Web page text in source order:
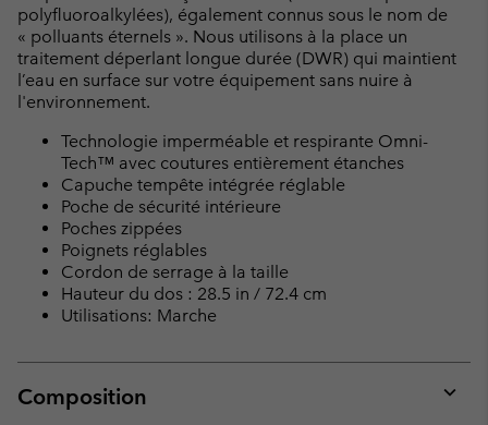
polyfluoroalkylées), également connus sous le nom de
« polluants éternels ». Nous utilisons à la place un
traitement déperlant longue durée (DWR) qui maintient
l’eau en surface sur votre équipement sans nuire à
l'environnement.
Technologie imperméable et respirante Omni-
Tech™ avec coutures entièrement étanches
Capuche tempête intégrée réglable
Poche de sécurité intérieure
Poches zippées
Poignets réglables
Cordon de serrage à la taille
Hauteur du dos : 28.5 in / 72.4 cm
Utilisations: Marche
Composition